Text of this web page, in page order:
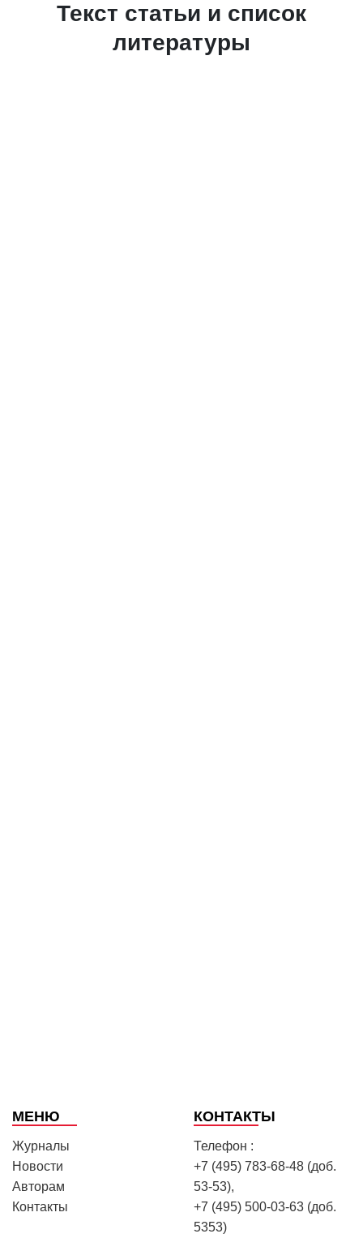
Текст статьи и список
литературы
МЕНЮ
Журналы
Новости
Авторам
Контакты
КОНТАКТЫ
Телефон :
+7 (495) 783-68-48 (доб.
53-53),
+7 (495) 500-03-63 (доб.
5353)